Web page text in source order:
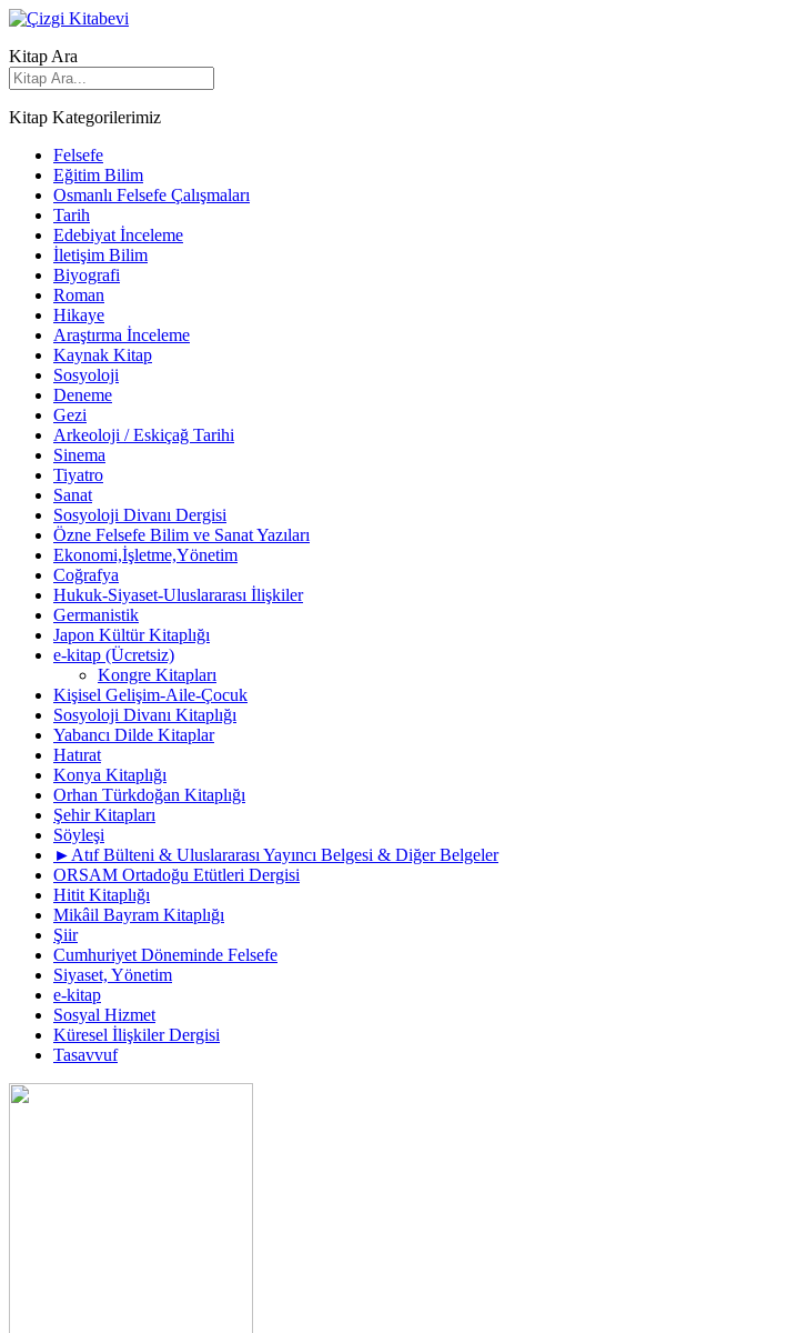
Kitap Ara
Kitap Kategorilerimiz
Felsefe
Eğitim Bilim
Osmanlı Felsefe Çalışmaları
Tarih
Edebiyat İnceleme
İletişim Bilim
Biyografi
Roman
Hikaye
Araştırma İnceleme
Kaynak Kitap
Sosyoloji
Deneme
Gezi
Arkeoloji / Eskiçağ Tarihi
Sinema
Tiyatro
Sanat
Sosyoloji Divanı Dergisi
Özne Felsefe Bilim ve Sanat Yazıları
Ekonomi,İşletme,Yönetim
Coğrafya
Hukuk-Siyaset-Uluslararası İlişkiler
Germanistik
Japon Kültür Kitaplığı
e-kitap (Ücretsiz)
Kongre Kitapları
Kişisel Gelişim-Aile-Çocuk
Sosyoloji Divanı Kitaplığı
Yabancı Dilde Kitaplar
Hatırat
Konya Kitaplığı
Orhan Türkdoğan Kitaplığı
Şehir Kitapları
Söyleşi
►Atıf Bülteni & Uluslararası Yayıncı Belgesi & Diğer Belgeler
ORSAM Ortadoğu Etütleri Dergisi
Hitit Kitaplığı
Mikâil Bayram Kitaplığı
Şiir
Cumhuriyet Döneminde Felsefe
Siyaset, Yönetim
e-kitap
Sosyal Hizmet
Küresel İlişkiler Dergisi
Tasavvuf